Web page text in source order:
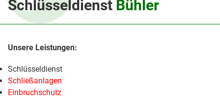
Schlüsseldienst Bühler
Schlüsseldienst
Schließanlagen
Einbruchschutz